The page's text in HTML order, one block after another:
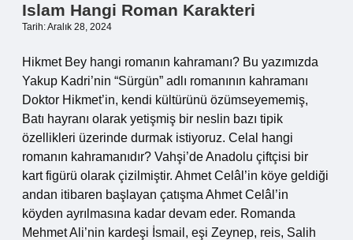
Islam Hangi Roman Karakteri
Tarih: Aralık 28, 2024
Hikmet Bey hangi romanın kahramanı? Bu yazımızda
Yakup Kadri’nin “Sürgün” adlı romanının kahramanı
Doktor Hikmet’in, kendi kültürünü özümseyememiş,
Batı hayranı olarak yetişmiş bir neslin bazı tipik
özellikleri üzerinde durmak istiyoruz. Celal hangi
romanın kahramanıdır? Vahşi’de Anadolu çiftçisi bir
kart figürü olarak çizilmiştir. Ahmet Celâl’in köye geldiği
andan itibaren başlayan çatışma Ahmet Celâl’in
köyden ayrılmasına kadar devam eder. Romanda
Mehmet Ali’nin kardeşi İsmail, eşi Zeynep, reis, Salih